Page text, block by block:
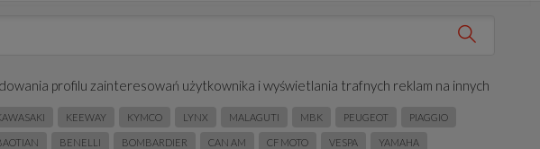
KEEWAY KYMCO LYNX MALAGUTI MBK PEUGEOT PIAGGIO
BENELLI BOMBARDIER CAN AM CF MOTO VESPA YAMAHA
profilu zainteresowań użytkownika i wyświetlania trafnych reklam na innych